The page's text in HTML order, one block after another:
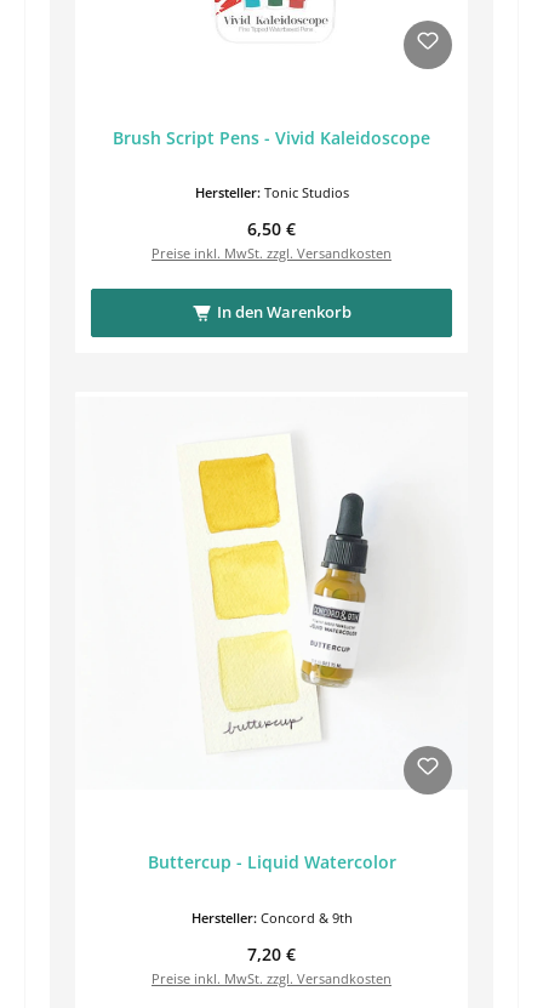
Brush Script Pens - Vivid Kaleidoscope
Hersteller: Tonic Studios
Regulärer Preis:
6,50 €
Preise inkl. MwSt. zzgl. Versandkosten
In den Warenkorb
Buttercup - Liquid Watercolor
Hersteller: Concord & 9th
Regulärer Preis:
7,20 €
Preise inkl. MwSt. zzgl. Versandkosten